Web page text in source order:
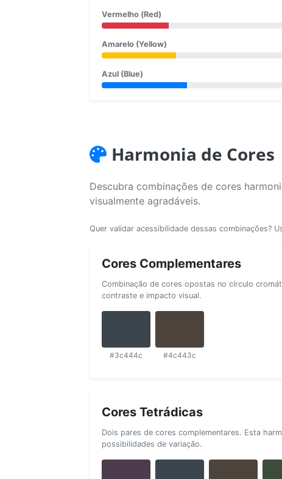
Vermelho (Red)
Amarelo (Yellow)
Azul (Blue)
Harmonia de Cores
Descubra combinações de cores
visualmente agradáveis.
Quer validar acessibilidade dessas combinações?
Cores Complementares
Combinação de cores opostas no círculo
contraste e impacto visual.
#3c444c #4c443c
Cores Tetrádicas
Dois pares de cores complementares. Esta
possibilidades de variação.